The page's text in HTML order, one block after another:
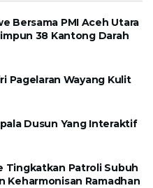
Bersama PMI Aceh Utara
38 Kantong Darah
Pagelaran Wayang Kulit
Dusun Yang Interaktif
Tingkatkan Patroli Subuh
Keharmonisan Ramadhan